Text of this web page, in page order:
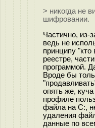
> никогда не
шифровании.
Частично, из-
ведь не
принципу "кто
реестре,
программой.
Вроде бы
опять же,
профиле
файла на C:,
удаления
данные по